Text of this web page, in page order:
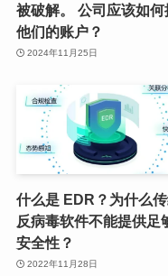
被破解。 公司应该如何
他们的账户？
2024年11月25日
什么是 EDR？为什么
反病毒软件不能提供足
安全性？
2022年11月28日